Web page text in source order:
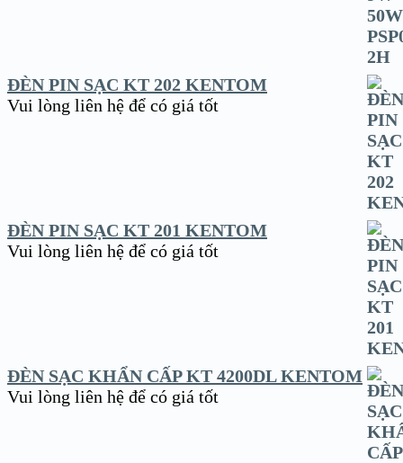
ĐÈN PIN SẠC KT 202 KENTOM
Vui lòng liên hệ để có giá tốt
ĐÈN PIN SẠC KT 201 KENTOM
Vui lòng liên hệ để có giá tốt
ĐÈN SẠC KHẨN CẤP KT 4200DL KENTOM
Vui lòng liên hệ để có giá tốt